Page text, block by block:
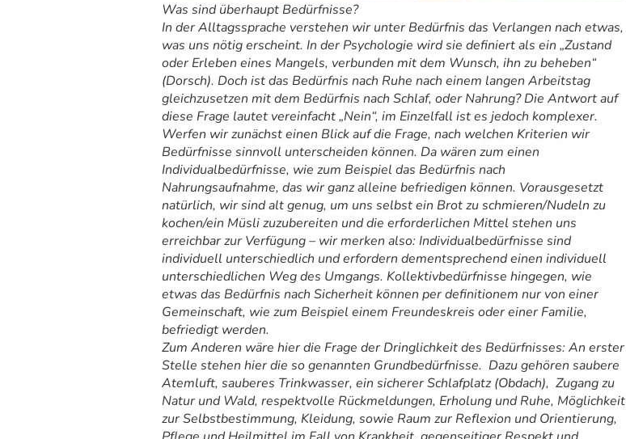
Was sind überhaupt Bedürfnisse?
In der Alltagssprache verstehen wir unter Bedürfnis das Verlangen nach etwas,
was uns nötig erscheint. In der Psychologie wird sie definiert als ein „Zustand
oder Erleben eines Mangels, verbunden mit dem Wunsch, ihn zu beheben“
(Dorsch). Doch ist das Bedürfnis nach Ruhe nach einem langen Arbeitstag
gleichzusetzen mit dem Bedürfnis nach Schlaf, oder Nahrung? Die Antwort auf
diese Frage lautet vereinfacht „Nein“, im Einzelfall ist es jedoch komplexer.
Werfen wir zunächst einen Blick auf die Frage, nach welchen Kriterien wir
Bedürfnisse sinnvoll unterscheiden können. Da wären zum einen
Individualbedürfnisse, wie zum Beispiel das Bedürfnis nach
Nahrungsaufnahme, das wir ganz alleine befriedigen können. Vorausgesetzt
natürlich, wir sind alt genug, um uns selbst ein Brot zu schmieren/Nudeln zu
kochen/ein Müsli zuzubereiten und die erforderlichen Mittel stehen uns
erreichbar zur Verfügung – wir merken also: Individualbedürfnisse sind
individuell unterschiedlich und erfordern dementsprechend einen individuell
unterschiedlichen Weg des Umgangs. Kollektivbedürfnisse hingegen, wie
etwas das Bedürfnis nach Sicherheit können per definitionem nur von einer
Gemeinschaft, wie zum Beispiel einem Freundeskreis oder einer Familie,
befriedigt werden.
Zum Anderen wäre hier die Frage der Dringlichkeit des Bedürfnisses: An erster
Stelle stehen hier die so genannten Grundbedürfnisse. Dazu gehören saubere
Atemluft, sauberes Trinkwasser, ein sicherer Schlafplatz (Obdach), Zugang zu
Natur und Wald, respektvolle Rückmeldungen, Erholung und Ruhe, Möglichkeit
zur Selbstbestimmung, Kleidung, sowie Raum zur Reflexion und Orientierung,